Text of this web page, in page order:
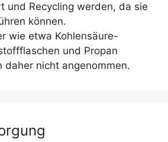
und Recycling werden, da sie
können.
wie etwa Kohlensäure-
und Propan
daher nicht angenommen.